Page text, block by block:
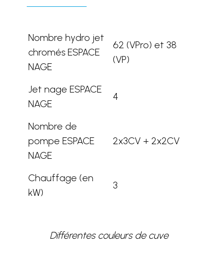
Nombre hydro jet
chromés ESPACE
NAGE
62 (VPro) et 38
(VP)
Jet nage ESPACE
NAGE
4
Nombre de
pompe ESPACE
NAGE
2x3CV + 2x2CV
Chauffage (en
kW)
3
Différentes couleurs de cuve